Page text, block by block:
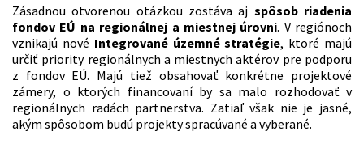
Zásadnou otvorenou otázkou zostáva aj spôsob riadenia
fondov EÚ na regionálnej a miestnej úrovni. V regiónoch
vznikajú nové Integrované územné stratégie, ktoré majú
určiť priority regionálnych a miestnych aktérov pre podporu
z fondov EÚ. Majú tiež obsahovať konkrétne projektové
zámery, o ktorých financovaní by sa malo rozhodovať v
regionálnych radách partnerstva. Zatiaľ však nie je jasné,
akým spôsobom budú projekty spracúvané a vyberané.